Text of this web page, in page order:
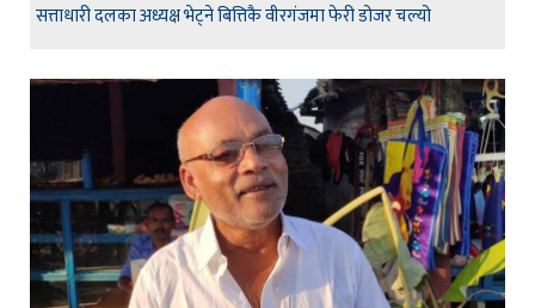
सत्ताधारी दलका अध्यक्ष भेट्ने बित्तिकै वीरगंजमा फेरी डोजर चल्यो